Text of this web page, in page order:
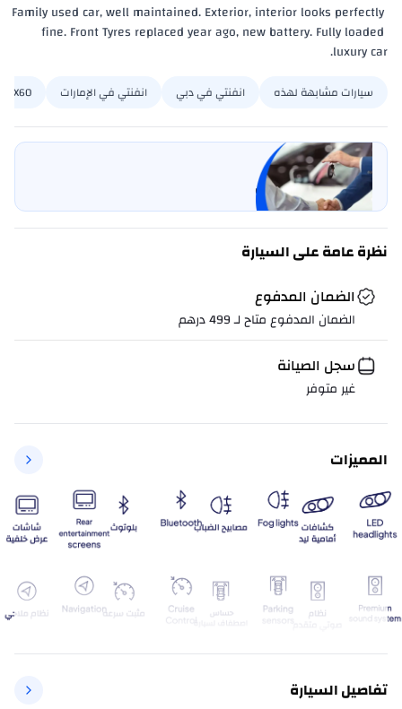
Family used car, well maintained. Exterior, interior looks perfectly
fine. Front Tyres replaced year ago, new battery. Fully loaded
luxury car.
سيارات مشابهة لهذه انفنتي في دبي انفنتي في الإمارات QX60 في دبي
بيع سيارتي
خليها على كارسويتش
نظرة عامة على السيارة
الضمان المدفوع
الضمان المدفوع متاح لـ 499 درهم
سجل الصيانة
غير متوفر
المميزات
تفاصيل السيارة